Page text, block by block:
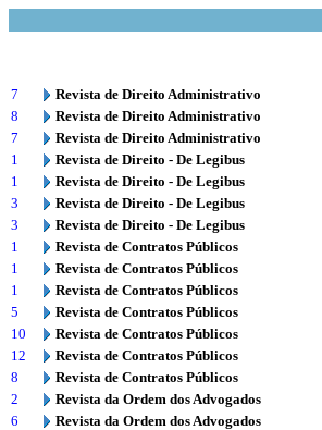
7
Revista de Direito Administrativo
8
Revista de Direito Administrativo
7
Revista de Direito Administrativo
1
Revista de Direito - De Legibus
1
Revista de Direito - De Legibus
3
Revista de Direito - De Legibus
3
Revista de Direito - De Legibus
1
Revista de Contratos Públicos
1
Revista de Contratos Públicos
1
Revista de Contratos Públicos
5
Revista de Contratos Públicos
10
Revista de Contratos Públicos
12
Revista de Contratos Públicos
8
Revista de Contratos Públicos
2
Revista da Ordem dos Advogados
6
Revista da Ordem dos Advogados